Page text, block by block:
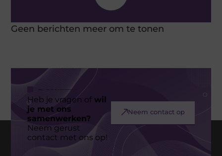
Geen berichten meer om te tonen
Heb je vragen ofwil
je met ons
samenwerken?
Neem gerust
contact met ons op!
Neem contact op